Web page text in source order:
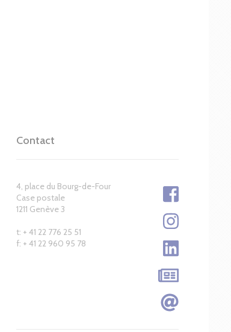
Contact
4, place du Bourg-de-Four
Case postale
1211 Genève 3
t: + 41 22 776 25 51
f: + 41 22 960 95 78